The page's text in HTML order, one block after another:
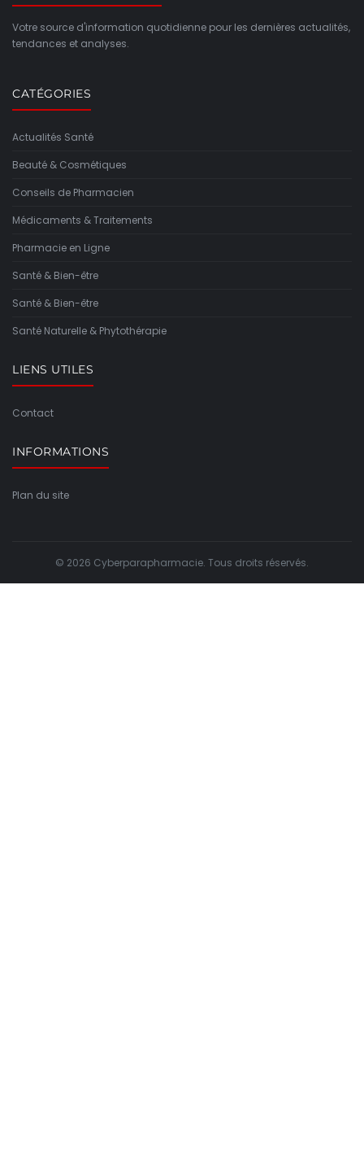
Votre source d'information quotidienne pour les dernières actualités,
tendances et analyses.
CATÉGORIES
Actualités Santé
Beauté & Cosmétiques
Conseils de Pharmacien
Médicaments & Traitements
Pharmacie en Ligne
Santé & Bien-être
Santé & Bien-être
Santé Naturelle & Phytothérapie
LIENS UTILES
Contact
INFORMATIONS
Plan du site
© 2026 Cyberparapharmacie. Tous droits réservés.